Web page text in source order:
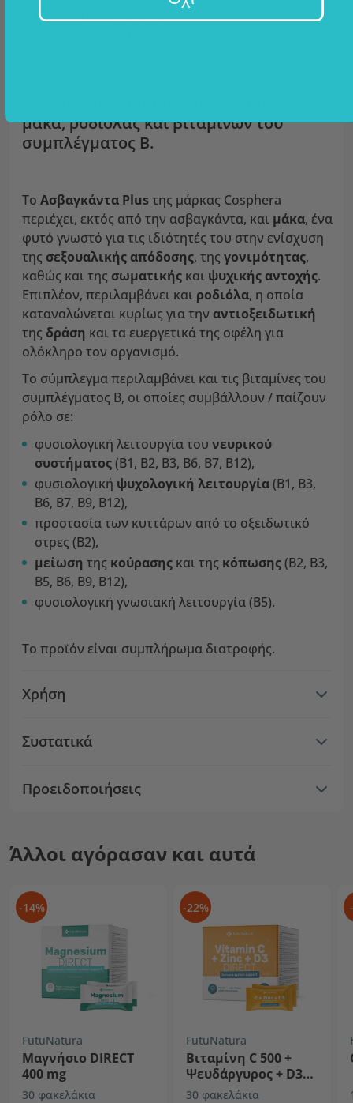
βέλτιστη χαλάρωση,
μάκα, ροδιόλας και βιταμινών του
συμπλέγματος Β.
Το Aσβαγκάντα Plusτης μάρκας Cosphera
περιέχει, εκτός από την ασβαγκάντα, και μάκα, ένα
φυτό γνωστό για τις ιδιότητές του στην ενίσχυση
της σεξουαλικής απόδοσης, της γονιμότητας,
καθώς και της σωματικής και ψυχικής αντοχής.
Επιπλέον, περιλαμβάνει και ροδιόλα, η οποία
καταναλώνεται κυρίως για την αντιοξειδωτική
της δράση και τα ευεργετικά της οφέλη για
ολόκληρο τον οργανισμό.
Το σύμπλεγμα περιλαμβάνει και τις βιταμίνες του
συμπλέγματος Β, οι οποίες συμβάλλουν / παίζουν
ρόλο σε:
φυσιολογική λειτουργία του νευρικού
συστήματος(Β1, Β2, Β3, Β6, Β7, Β12),
φυσιολογική ψυχολογική λειτουργία(Β1, Β3,
Β6, Β7, Β9, Β12),
προστασία των κυττάρων από το οξειδωτικό
στρες (Β2),
μείωση της κούρασης και της κόπωσης(Β2, Β3,
Β5, Β6, Β9, Β12),
φυσιολογική γνωσιακή λειτουργία (Β5).
Το προϊόν είναι συμπλήρωμα διατροφής.
Χρήση
Συστατικά
Προειδοποιήσεις
Άλλοι αγόρασαν και αυτά
-14%
FutuNatura
Μαγνήσιο DIRECT
400 mg
30 φακελάκια
-22%
FutuNatura
Βιταμίνη C 500 +
Ψευδάργυρος + D3
DIRECT
30 φακελάκια